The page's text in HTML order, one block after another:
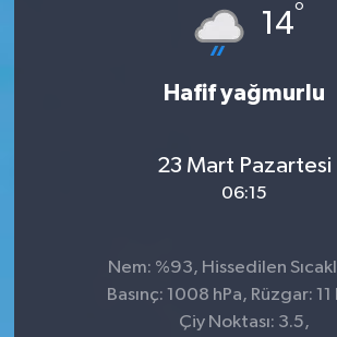
14°
Hafif yağmurlu
23 Mart Pazartesi
06:15
Nem: %93, Hissedilen
Basınç: 1008 hPa, Rüzgar:
Çiy Noktası: 3.5,
KULTUR-SANAT
POLİTİKA